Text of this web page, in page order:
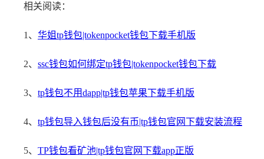
相关阅读：
1、 华姐tp钱包|tokenpocket钱包下载手机版
2、 ssc钱包如何绑定tp钱包|tokenpocket钱包下载
3、 tp钱包不用dapp|tp钱包苹果下载手机版
4、 tp钱包导入钱包后没有币|tp钱包官网下载安装流程
5、 TP钱包看矿池|tp钱包官网下载app正版